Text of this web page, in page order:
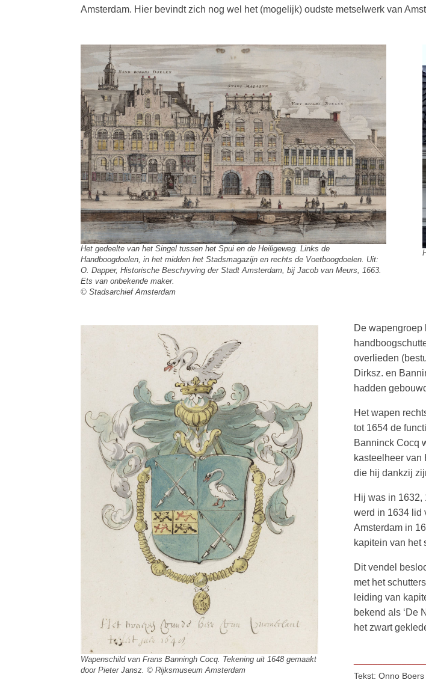
Amsterdam. Hier bevindt zich nog wel het (mogelijk) oudste metselwerk van
Het gedeelte van het Singel tussen het Spui en de Heiligeweg. Links de
Handboogdoelen, in het midden het Stadsmagazijn en rechts de Voetboogdoelen. Uit:
O. Dapper, Historische Beschryving der Stadt Amsterdam, bij Jacob van Meurs, 1663.
Ets van onbekende maker.
© Stadsarchief Amsterdam
Wapenschild van Frans Banningh Cocq. Tekening uit 1648 gemaakt
door Pieter Jansz. © Rijksmuseum Amsterdam
De wapengroep
overlieden
Dirksz. en
hadden
Het wapen
tot 1654 de
Banninck Cocq
kasteelheer van
die hij dankzij
Hij was in 1632,
werd in 1634 lid
Amsterdam in
kapitein van het
Dit vendel
met het
leiding van
bekend als ‘De
het zwart
Tekst: Onno